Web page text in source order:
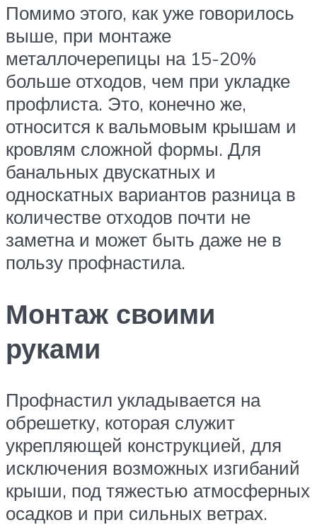
Помимо этого, как уже говорилось
выше, при монтаже
металлочерепицы на 15-20%
больше отходов, чем при укладке
профлиста. Это, конечно же,
относится к вальмовым крышам и
кровлям сложной формы. Для
банальных двускатных и
односкатных вариантов разница в
количестве отходов почти не
заметна и может быть даже не в
пользу профнастила.
Монтаж своими
руками
Профнастил укладывается на
обрешетку, которая служит
укрепляющей конструкцией, для
исключения возможных изгибаний
крыши, под тяжестью атмосферных
осадков и при сильных ветрах.